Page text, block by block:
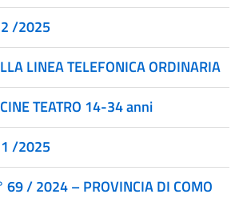
/2025
LINEA TELEFONICA ORDINARIA
TEATRO 14-34 anni
/2025
69 / 2024 – PROVINCIA DI COMO